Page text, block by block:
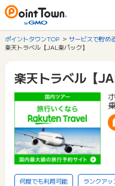
ポイントタウンTOP サービスで貯め
楽天トラベル【JAL楽パック】
楽天トラベル【
何度でも利用可能 ランクアッ